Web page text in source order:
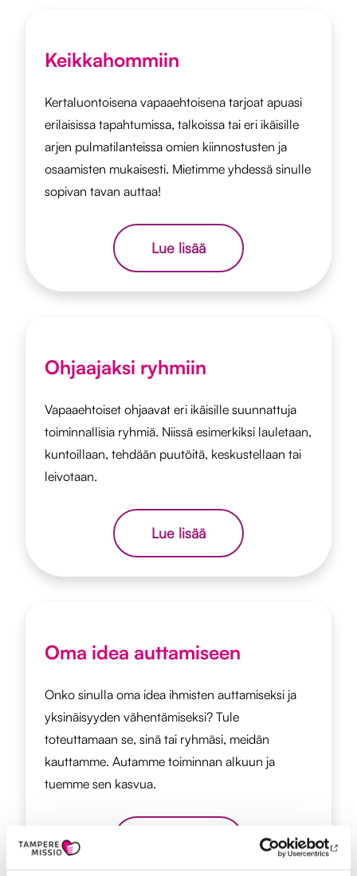
Keikkahommiin
Kertaluontoisena vapaaehtoisena tarjoat apuasi
erilaisissa tapahtumissa, talkoissa tai eri ikäisille
arjen pulmatilanteissa omien kiinnostusten ja
osaamisten mukaisesti. Mietimme yhdessä sinulle
sopivan tavan auttaa!
Lue lisää
Ohjaajaksi ryhmiin
Vapaaehtoiset ohjaavat eri ikäisille suunnattuja
toiminnallisia ryhmiä. Niissä esimerkiksi lauletaan,
kuntoillaan, tehdään puutöitä, keskustellaan tai
leivotaan.
Lue lisää
Oma idea auttamiseen
Onko sinulla oma idea ihmisten auttamiseksi ja
yksinäisyyden vähentämiseksi? Tule
toteuttamaan se, sinä tai ryhmäsi, meidän
kauttamme. Autamme toiminnan alkuun ja
tuemme sen kasvua.